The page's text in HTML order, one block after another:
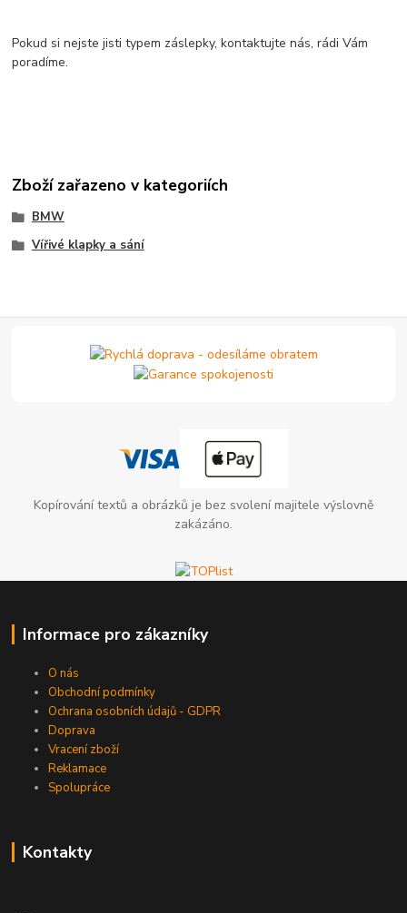
Pokud si nejste jisti typem záslepky, kontaktujte nás, rádi Vám
poradíme.
Zboží zařazeno v kategoriích
BMW
Vířivé klapky a sání
Kopírování textů a obrázků je bez svolení majitele výslovně
zakázáno.
Informace pro zákazníky
O nás
Obchodní podmínky
Ochrana osobních údajů - GDPR
Doprava
Vracení zboží
Reklamace
Spolupráce
Kontakty